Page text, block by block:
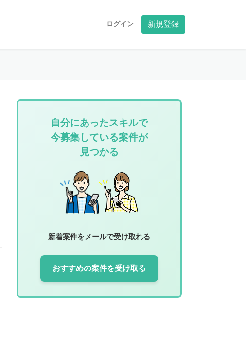
ログイン 新規登録
自分にあったスキルで
今募集している案件が
見つかる
新着案件をメールで受け取れる
おすすめの案件を受け取る